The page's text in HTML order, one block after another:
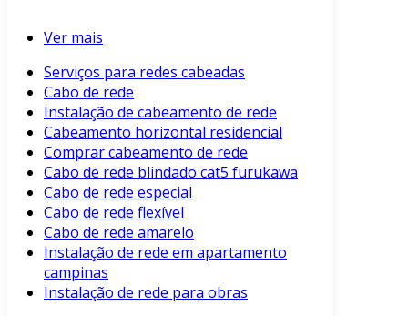
Ver mais
Serviços para redes cabeadas
Cabo de rede
Instalação de cabeamento de rede
Cabeamento horizontal residencial
Comprar cabeamento de rede
Cabo de rede blindado cat5 furukawa
Cabo de rede especial
Cabo de rede flexível
Cabo de rede amarelo
Instalação de rede em apartamento
campinas
Instalação de rede para obras